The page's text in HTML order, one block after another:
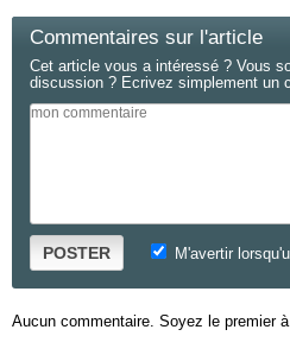
Commentaires sur l'article
Cet article vous a intéressé ? Vous
discussion ? Ecrivez simplement un
POSTER M'avertir
Aucun commentaire. Soyez le premier